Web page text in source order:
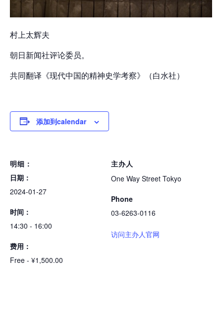
村上太辉夫
朝日新闻社评论委员。
共同翻译《现代中国的精神史学考察》（白水社）
添加到calendar
明细：
日期：
2024-01-27
时间：
14:30 - 16:00
费用：
Free - ¥1,500.00
主办人
One Way Street Tokyo
Phone
03-6263-0116
访问主办人官网